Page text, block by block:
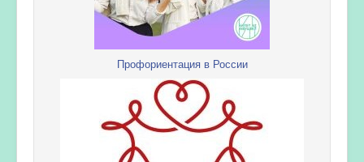
Профориентация в России